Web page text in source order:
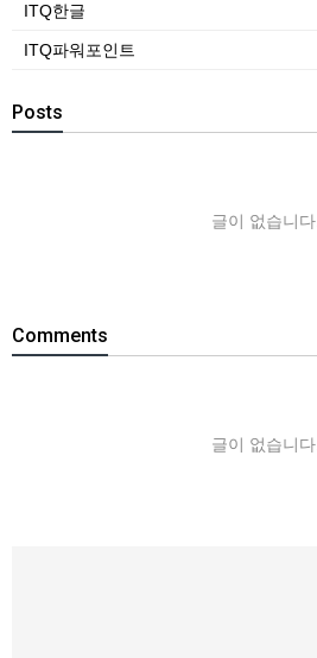
ITQ한글
ITQ파워포인트
Posts
글이 없습니다.
Comments
글이 없습니다.